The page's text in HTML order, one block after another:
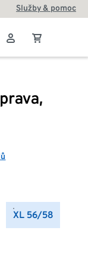
Služby & pomoc
XL 56/58